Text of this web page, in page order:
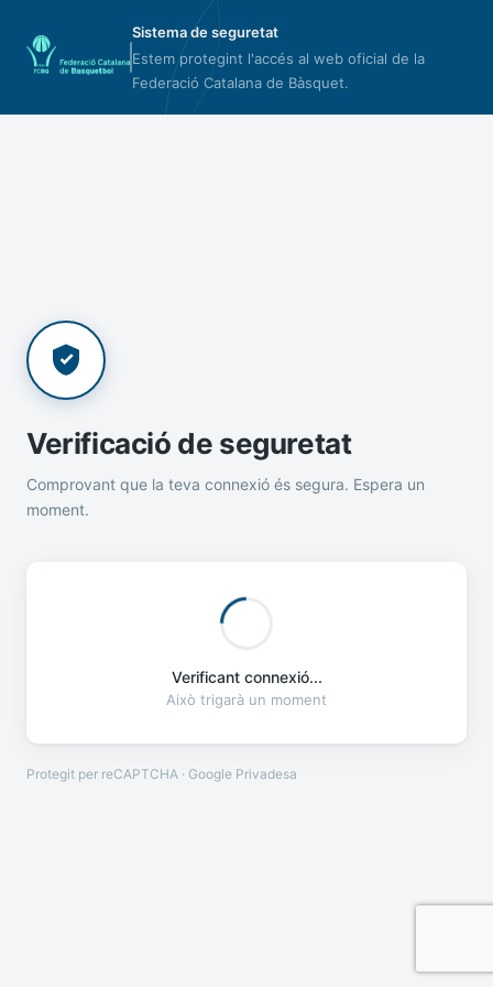
Sistema de seguretat
Estem protegint l'accés al web oficial de la
Federació Catalana de Bàsquet.
Verificació de seguretat
Comprovant que la teva connexió és segura. Espera un
moment.
Verificant connexió...
Això trigarà un moment
Protegit per reCAPTCHA · Google Privadesa